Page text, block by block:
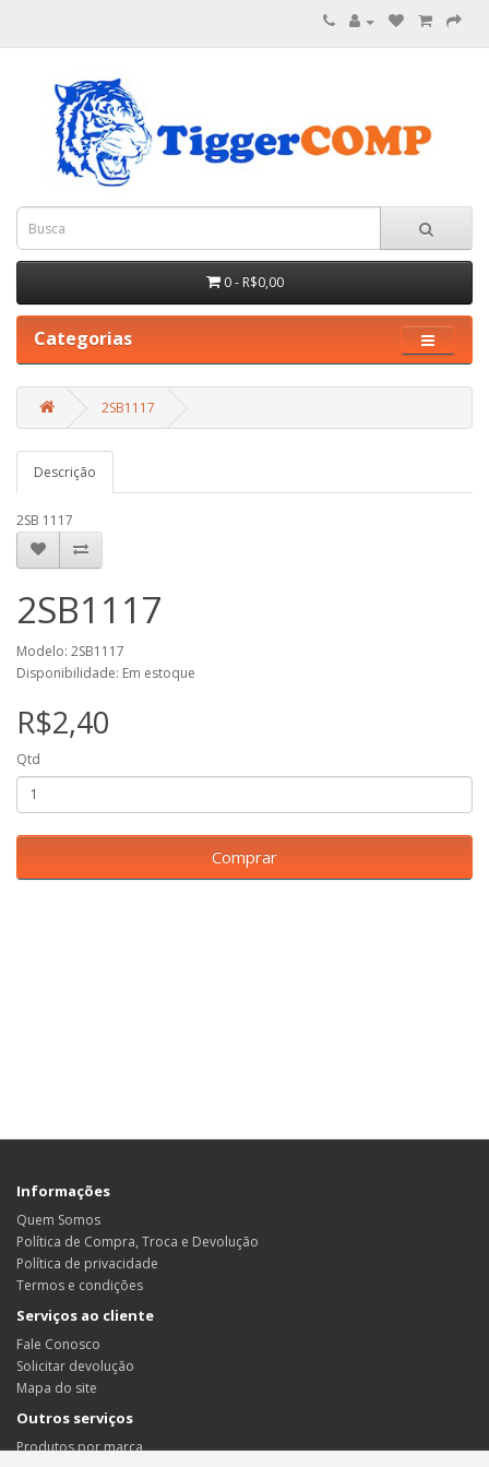
0 - R$0,00
Categorias
2SB1117
Descrição
2SB 1117
2SB1117
Modelo: 2SB1117
Disponibilidade: Em estoque
R$2,40
Qtd
Comprar
Informações
Quem Somos
Política de Compra, Troca e Devolução
Política de privacidade
Termos e condições
Serviços ao cliente
Fale Conosco
Solicitar devolução
Mapa do site
Outros serviços
Produtos por marca